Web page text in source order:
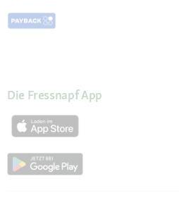
Die Fressnapf App